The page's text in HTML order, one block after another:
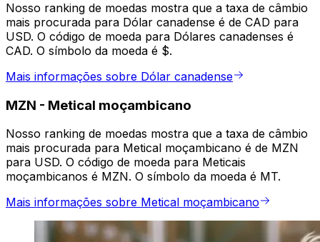
Nosso ranking de moedas mostra que a taxa de câmbio
mais procurada para Dólar canadense é de CAD para
USD. O código de moeda para Dólares canadenses é
CAD. O símbolo da moeda é $.
Mais informações sobre Dólar canadense
MZN - Metical moçambicano
Nosso ranking de moedas mostra que a taxa de câmbio
mais procurada para Metical moçambicano é de MZN
para USD. O código de moeda para Meticais
moçambicanos é MZN. O símbolo da moeda é MT.
Mais informações sobre Metical moçambicano